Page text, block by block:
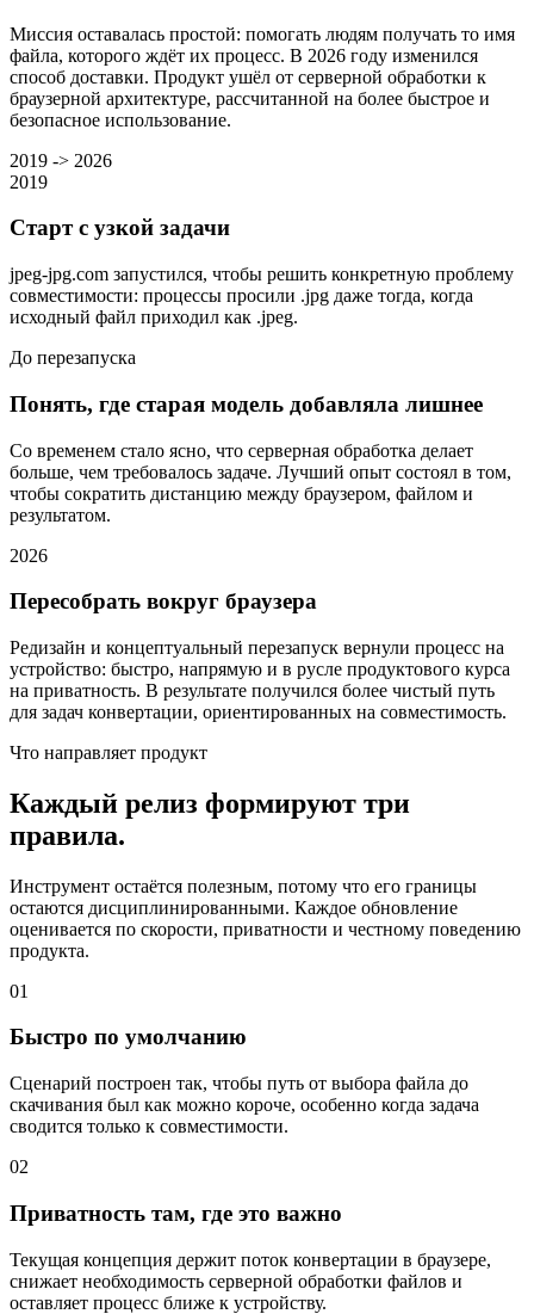
Миссия оставалась простой: помогать людям получать то имя
файла, которого ждёт их процесс. В 2026 году изменился
способ доставки. Продукт ушёл от серверной обработки к
браузерной архитектуре, рассчитанной на более быстрое и
безопасное использование.
2019 -> 2026
2019
Старт с узкой задачи
jpeg-jpg.com запустился, чтобы решить конкретную проблему
совместимости: процессы просили .jpg даже тогда, когда
исходный файл приходил как .jpeg.
До перезапуска
Понять, где старая модель добавляла лишнее
Со временем стало ясно, что серверная обработка делает
больше, чем требовалось задаче. Лучший опыт состоял в том,
чтобы сократить дистанцию между браузером, файлом и
результатом.
2026
Пересобрать вокруг браузера
Редизайн и концептуальный перезапуск вернули процесс на
устройство: быстро, напрямую и в русле продуктового курса
на приватность. В результате получился более чистый путь
для задач конвертации, ориентированных на совместимость.
Что направляет продукт
Каждый релиз формируют три
правила.
Инструмент остаётся полезным, потому что его границы
остаются дисциплинированными. Каждое обновление
оценивается по скорости, приватности и честному поведению
продукта.
01
Быстро по умолчанию
Сценарий построен так, чтобы путь от выбора файла до
скачивания был как можно короче, особенно когда задача
сводится только к совместимости.
02
Приватность там, где это важно
Текущая концепция держит поток конвертации в браузере,
снижает необходимость серверной обработки файлов и
оставляет процесс ближе к устройству.